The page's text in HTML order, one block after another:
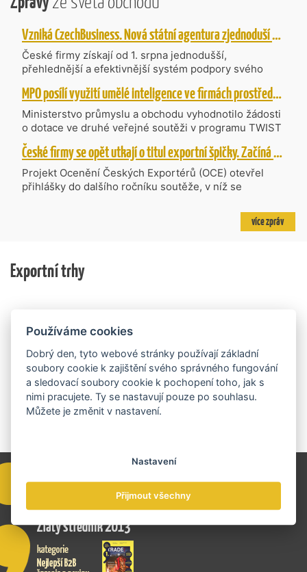
Vzniká CzechBusiness. Nová státní agentura zjednoduší podporu českých firem
České firmy získají od 1. srpna jednodušší,
přehlednější a efektivnější systém podpory svého
CzechBusiness, která propojuje dosavadní
kompetence agentur CzechTrade a CzechInvest.
Firmám nabídne jednoho partnera pro rozvoj od
inovací až po zahraniční expanzi.
MPO posílí využití umělé inteligence ve firmách prostřednictvím 40 projektů z programu TWIST
Ministerstvo průmyslu a obchodu vyhodnotilo žádosti
o dotace ve druhé veřejné soutěži v programu TWIST
– Transfer, Výzkum, Vývoj a Inovace pro Strategické
Technologie, do které bylo podáno 318 návrhů
projektů požadujících dotaci o celkovém objemu 4,27
mld. Kč. Částkou 630 mil. Kč bude podpořeno čtyřicet
nejlépe hodnocených projektů zaměřených na
výzkum v oblasti umělé inteligence a její aplikace do
podnikových procesů a do vývoje nových produktů na
na přípravě rozpočtu na rok 2027.
České firmy se opět utkají o titul exportní špičky. Začíná další ročník Ocenění Českých Exportérů
Projekt Ocenění Českých Exportérů (OCE) otevřel
přihlášky do dalšího ročníku soutěže, v níž se
Projekt dlouhodobě vyzdvihuje, podporuje a oceňuje
podniky, které úspěšně prosazují své produkty a
ekonomické výsledky, ale také silný podnikatelský
příběh.
více zpráv
Exportní trhy
Používáme cookies
Dobrý den, tyto webové stránky používají základní
soubory cookie k zajištění svého správného fungování
a sledovací soubory cookie k pochopení toho, jak s
nimi pracujete. Ty se nastavují pouze po souhlasu.
Můžete je změnit v nastavení.
Nastavení
Přijmout všechny